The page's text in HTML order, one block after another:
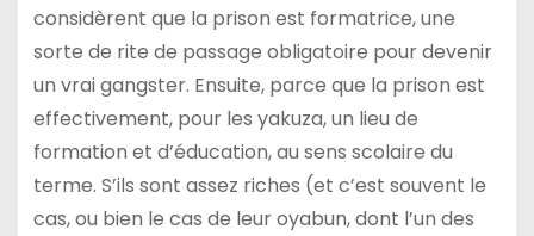
considèrent que la prison est formatrice, une
sorte de rite de passage obligatoire pour devenir
un vrai gangster. Ensuite, parce que la prison est
effectivement, pour les yakuza, un lieu de
formation et d’éducation, au sens scolaire du
terme. S’ils sont assez riches (et c’est souvent le
cas, ou bien le cas de leur oyabun, dont l’un des